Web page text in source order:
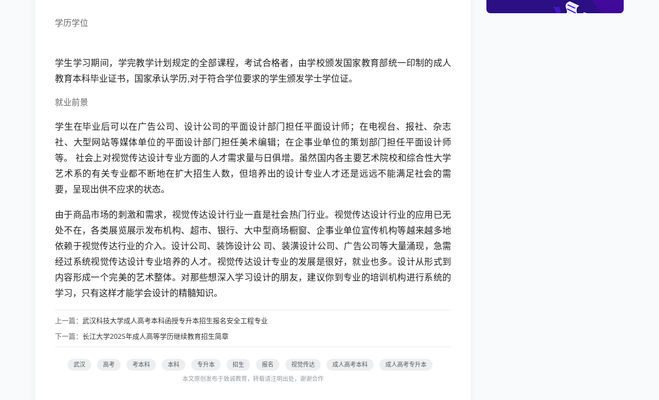
学历学位
学生学习期间，学完教学计划规定的全部课程，考试合格者，由学校颁发国家教育部统一印制的成人
教育本科毕业证书，国家承认学历,对于符合学位要求的学生颁发学士学位证。
就业前景
学生在毕业后可以在广告公司、设计公司的平面设计部门担任平面设计师；在电视台、报社、杂志
社、大型网站等媒体单位的平面设计部门担任美术编辑；在企事业单位的策划部门担任平面设计师
等。 社会上对视觉传达设计专业方面的人才需求量与日俱增。虽然国内各主要艺术院校和综合性大学
艺术系的有关专业都不断地在扩大招生人数，但培养出的设计专业人才还是远远不能满足社会的需
要，呈现出供不应求的状态。
由于商品市场的刺激和需求，视觉传达设计行业一直是社会热门行业。视觉传达设计行业的应用已无
处不在，各类展览展示发布机构、超市、银行、大中型商场橱窗、企事业单位宣传机构等越来越多地
依赖于视觉传达行业的介入。设计公司、装饰设计公 司、装潢设计公司、广告公司等大量涌现，急需
经过系统视觉传达设计专业培养的人才。视觉传达设计专业的发展是很好，就业也多。设计从形式到
内容形成一个完美的艺术整体。对那些想深入学习设计的朋友，建议你到专业的培训机构进行系统的
学习，只有这样才能学会设计的精髓知识。
上一篇： 武汉科技大学成人高考本科函授专升本招生报名安全工程专业
下一篇： 长江大学2025年成人高等学历继续教育招生简章
武汉 高考 考本科 本科 专升本 招生 报名 视觉传达 成人高考本科
成人高考专升本
本文原创发布于致诚教育，转载请注明出处，谢谢合作